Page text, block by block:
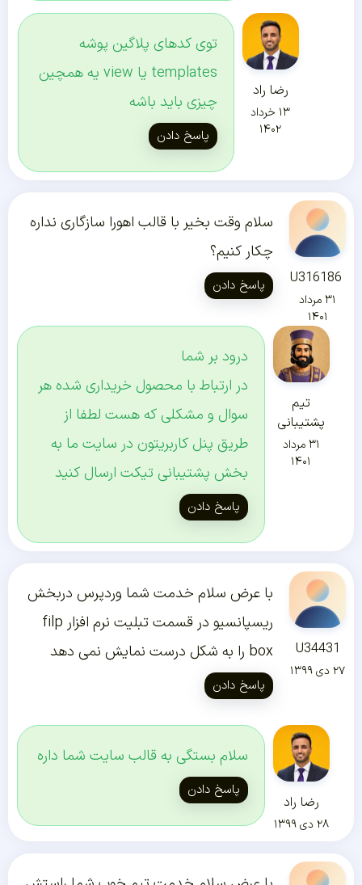
رضا راد
۱۳ خرداد
۱۴۰۲
توی کدهای پلاگین پوشه
templates یا view یه همچین
چیزی باید باشه
پاسخ دادن
U316186
۳۱ مرداد
۱۴۰۱
سلام وقت بخیر با قالب اهورا سازگاری نداره
چکار کنیم؟
پاسخ دادن
تیم
پشتیبانی
۳۱ مرداد
۱۴۰۱
درود بر شما
در ارتباط با محصول خریداری شده هر
سوال و مشکلی که هست لطفا از
طریق پنل کاربریتون در سایت ما به
بخش پشتیبانی تیکت ارسال کنید
پاسخ دادن
U34431
۲۷ دی ۱۳۹۹
با عرض سلام خدمت شما وردپرس دربخش
ریسپانسیو در قسمت تبلیت نرم افزار filp
box را به شکل درست نمایش نمی دهد
پاسخ دادن
رضا راد
۲۸ دی ۱۳۹۹
سلام بستگی به قالب سایت شما داره
پاسخ دادن